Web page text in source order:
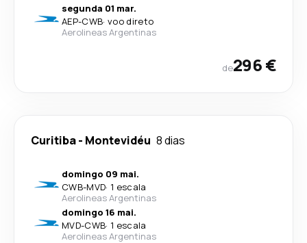
segunda 01 mar.
AEP-CWB· voo direto
Aerolineas Argentinas
de296 €
Curitiba- Montevidéu 8 dias
domingo 09 mai.
CWB-MVD· 1 escala
Aerolineas Argentinas
domingo 16 mai.
MVD-CWB· 1 escala
Aerolineas Argentinas